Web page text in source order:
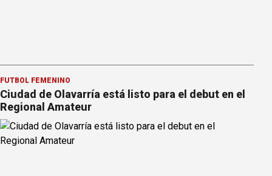
FÚTBOL FEMENINO
Ciudad de Olavarría está listo para el debut en el
Regional Amateur